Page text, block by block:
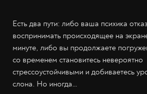
Есть два пути: либо ваша психика
воспринимать происходящее на
минуте, либо вы продолжаете
со временем становитесь невероятно
стрессоустойчивыми и добиваетесь
слона. Но иногда…